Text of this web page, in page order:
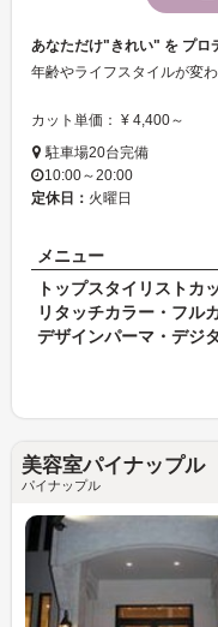
あなただけ"きれい" を プロ
カット単価： ¥ 4,400～
駐車場20台完備
10:00～20:00
定休日： 火曜日
メニュー
美容室パイナップ
パイナップル